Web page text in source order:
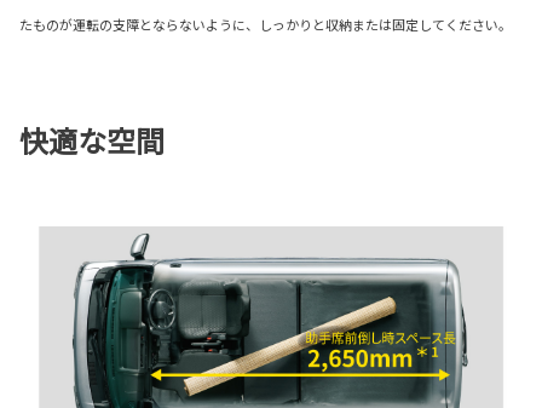
たものが運転の支障とならないように、しっかりと収納または固定してください。
快適な空間